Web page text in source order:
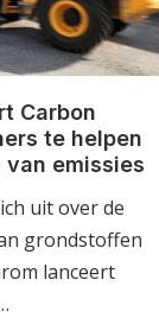
Carbon
te helpen
emissies
uit over de
grondstoffen
lanceert